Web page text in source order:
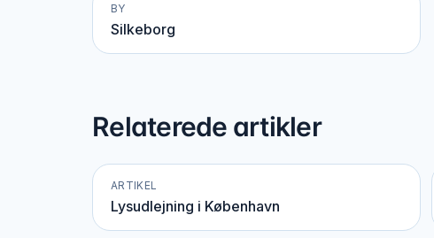
BY
Silkeborg
Relaterede artikler
ARTIKEL
Lysudlejning i København